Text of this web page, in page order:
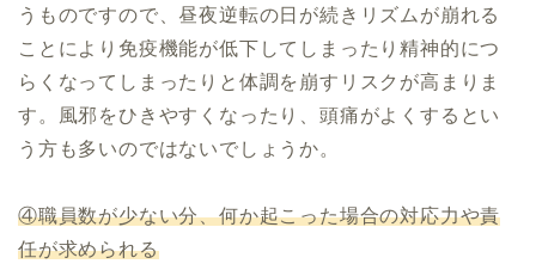
うものですので、昼夜逆転の日が続きリズムが崩れる
ことにより免疫機能が低下してしまったり精神的につ
らくなってしまったりと体調を崩すリスクが高まりま
す。風邪をひきやすくなったり、頭痛がよくするとい
う方も多いのではないでしょうか。
④職員数が少ない分、何か起こった場合の対応力や責
任が求められる